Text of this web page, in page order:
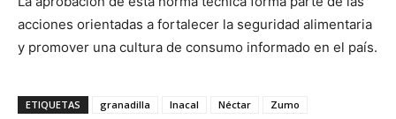
acciones orientadas a fortalecer la seguridad alimentaria
y promover una cultura de consumo informado en el país.
ETIQUETAS granadilla Inacal Néctar Zumo